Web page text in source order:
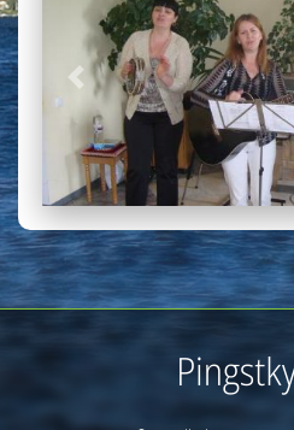
Previous